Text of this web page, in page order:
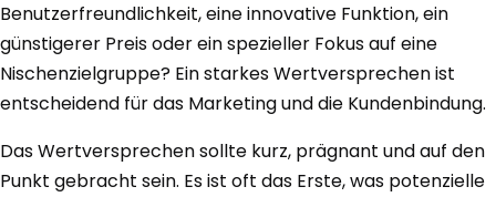
Benutzerfreundlichkeit, eine innovative Funktion, ein
günstigerer Preis oder ein spezieller Fokus auf eine
Nischenzielgruppe? Ein starkes Wertversprechen ist
entscheidend für das Marketing und die Kundenbindung.
Das Wertversprechen sollte kurz, prägnant und auf den
Punkt gebracht sein. Es ist oft das Erste, was potenzielle